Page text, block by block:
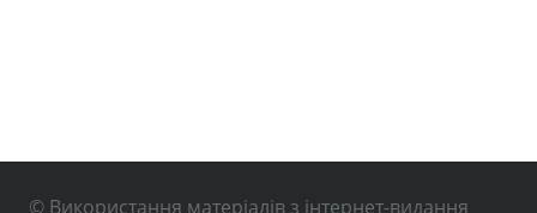
© Використання матеріалів з інтернет-видання